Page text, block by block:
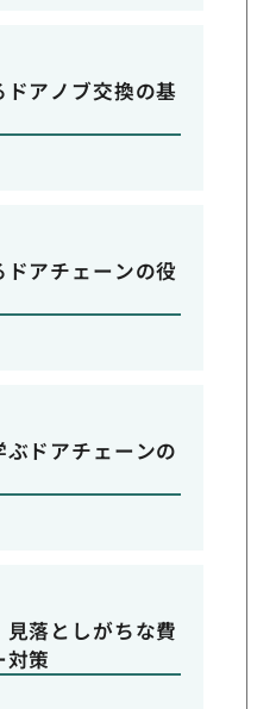
アノブ交換の基
アチェーンの役
ドアチェーンの
落としがちな費
対策